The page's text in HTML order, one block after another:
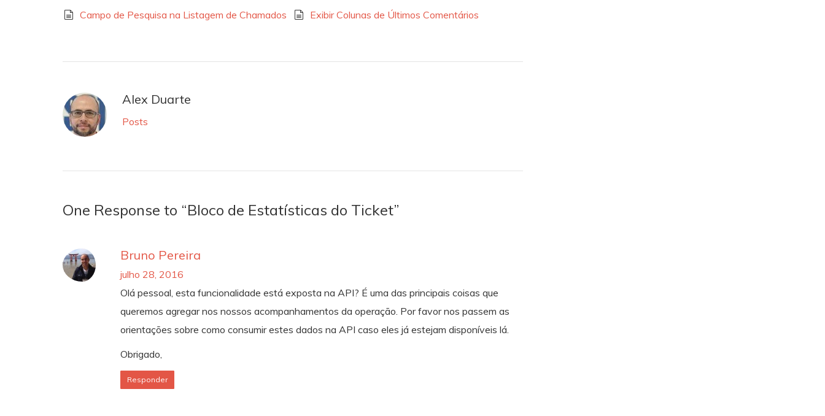
Campo de Pesquisa na Listagem de Chamados
Exibir Colunas de Últimos Comentários
Alex Duarte
Posts
One Response to “Bloco de Estatísticas do Ticket”
Bruno Pereira
julho 28, 2016
Olá pessoal, esta funcionalidade está exposta na API? É uma das principais coisas que
queremos agregar nos nossos acompanhamentos da operação. Por favor nos passem as
orientações sobre como consumir estes dados na API caso eles já estejam disponíveis lá.
Obrigado,
Responder